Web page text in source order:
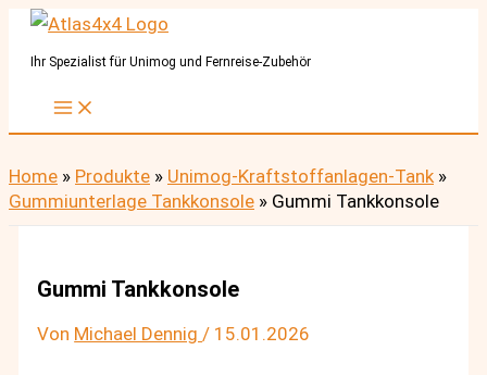
Zum
InhaltIhr Spezialist für Unimog und Fernreise-Zubehör
Home » Produkte » Unimog-Kraftstoffanlagen-Tank»
Gummiunterlage Tankkonsole » Gummi Tankkonsole
Gummi Tankkonsole
Von Michael Dennig/ 15.01.2026